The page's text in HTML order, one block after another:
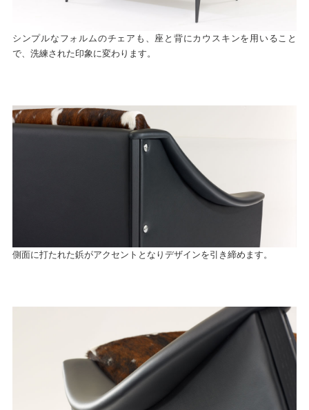
シンプルなフォルムのチェアも、座と背にカウスキンを用いること
で、洗練された印象に変わります。
側面に打たれた鋲がアクセントとなりデザインを引き締めます。